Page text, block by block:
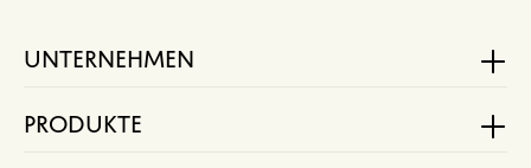
UNTERNEHMEN
PRODUKTE